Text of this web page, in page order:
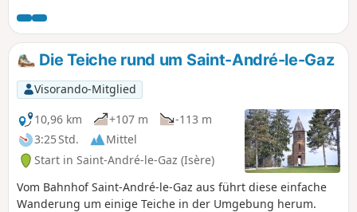
Wäldchen im östlichen Teil der Liers-
Ebene. Hier und da haben Sie einige
Ausblicke auf die umliegenden Hügel
und Gipfel.
Die Teiche rund um Saint-André-le-Gaz
Visorando-Mitglied
10,96 km
+107 m
-113 m
3:25 Std.
Mittel
Start in Saint-André-le-Gaz (Isère)
Vom Bahnhof Saint-André-le-Gaz aus führt diese einfache
Wanderung um einige Teiche in der Umgebung herum.